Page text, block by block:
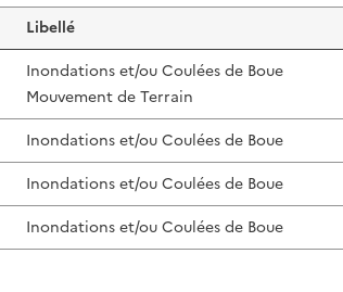
Libellé
Inondations et/ou Coulées de Boue
Mouvement de Terrain
Inondations et/ou Coulées de Boue
Inondations et/ou Coulées de Boue
Inondations et/ou Coulées de Boue